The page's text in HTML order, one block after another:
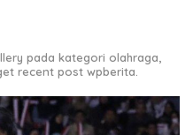
pada kategori olahraga,
recent post wpberita.